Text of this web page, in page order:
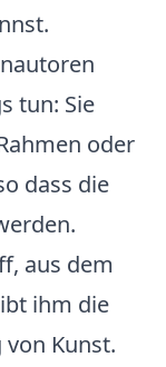
tun: Sie
oder
dass die
aus dem
ihm die
Kunst.